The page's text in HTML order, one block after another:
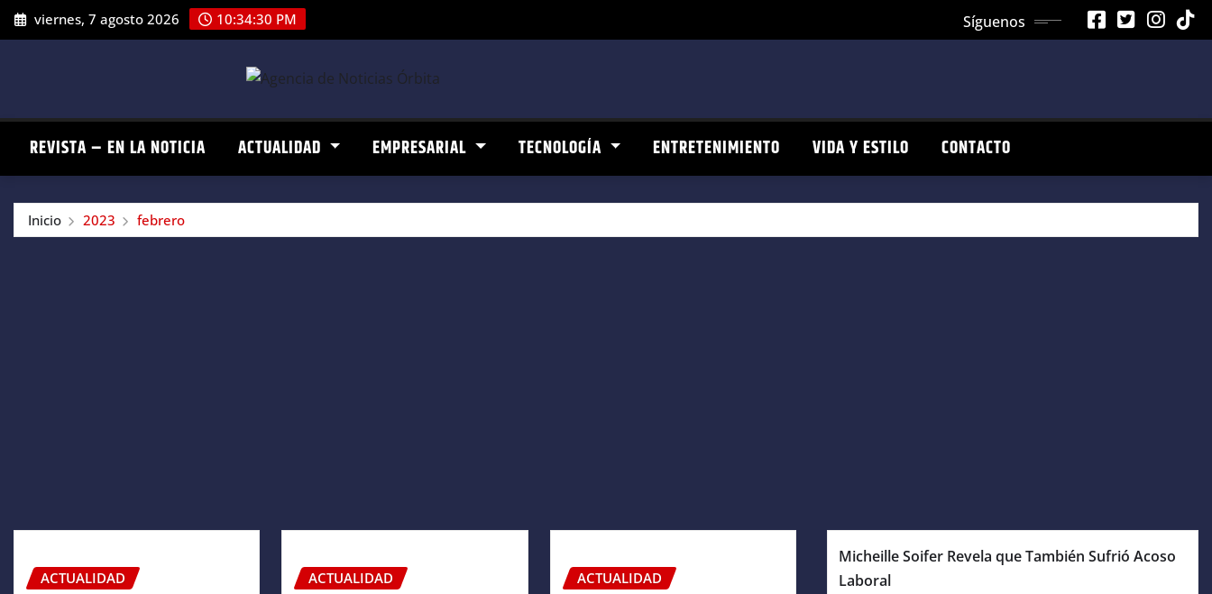
Saltar
al
viernes, 7 agosto 2026 10:34:31 PM Síguenos
REVISTA – EN LA NOTICIA ACTUALIDAD EMPRESARIAL TECNOLOGÍA ENTRETENIMIENTO VIDA Y ESTILO CONTACTO
Inicio 2023 febrero
ACTUALIDAD ACTUALIDAD ACTUALIDAD
Micheille Soifer Revela que También Sufrió Acoso
Laboral